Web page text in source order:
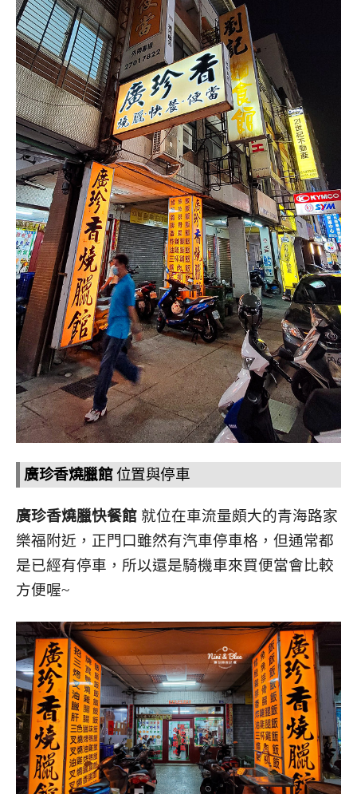
廣珍香燒臘館 位置與停車
廣珍香燒臘快餐館 就位在車流量頗大的青海路家
樂福附近，正門口雖然有汽車停車格，但通常都
是已經有停車，所以還是騎機車來買便當會比較
方便喔~